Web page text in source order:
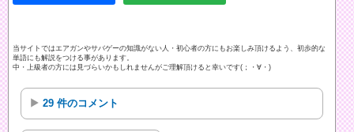
当サイトではエアガンやサバゲーの知識がない人・初心者の方にもお楽しみ頂けるよう、初歩的な
単語にも解説をつける事があります。
中・上級者の方には見づらいかもしれませんがご理解頂けると幸いです(；・∀・)
29 件のコメント